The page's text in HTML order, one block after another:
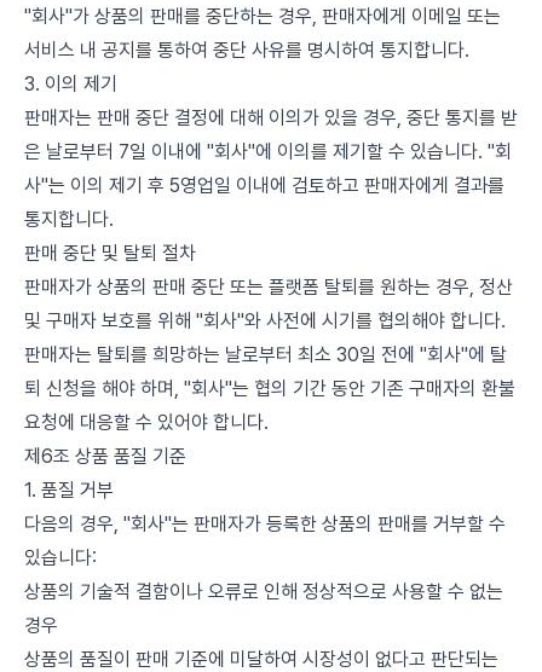
"회사"가 상품의 판매를 중단하는 경우, 판매자에게 이메일 또는
서비스 내 공지를 통하여 중단 사유를 명시하여 통지합니다.
3. 이의 제기
판매자는 판매 중단 결정에 대해 이의가 있을 경우, 중단 통지를 받
은 날로부터 7일 이내에 "회사"에 이의를 제기할 수 있습니다. "회
사"는 이의 제기 후 5영업일 이내에 검토하고 판매자에게 결과를
통지합니다.
판매 중단 및 탈퇴 절차
판매자가 상품의 판매 중단 또는 플랫폼 탈퇴를 원하는 경우, 정산
및 구매자 보호를 위해 "회사"와 사전에 시기를 협의해야 합니다.
판매자는 탈퇴를 희망하는 날로부터 최소 30일 전에 "회사"에 탈
퇴 신청을 해야 하며, "회사"는 협의 기간 동안 기존 구매자의 환불
요청에 대응할 수 있어야 합니다.
제6조 상품 품질 기준
1. 품질 거부
다음의 경우, "회사"는 판매자가 등록한 상품의 판매를 거부할 수
있습니다:
상품의 기술적 결함이나 오류로 인해 정상적으로 사용할 수 없는
경우
상품의 품질이 판매 기준에 미달하여 시장성이 없다고 판단되는